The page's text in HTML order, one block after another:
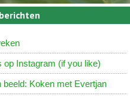
op Instagram (if you like)
beeld: Koken met Evertjan